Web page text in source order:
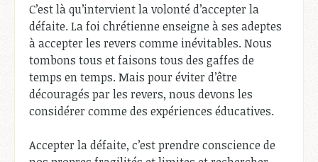
C’est là qu’intervient la volonté d’accepter la
défaite. La foi chrétienne enseigne à ses adeptes
à accepter les revers comme inévitables. Nous
tombons tous et faisons tous des gaffes de
temps en temps. Mais pour éviter d’être
découragés par les revers, nous devons les
considérer comme des expériences éducatives.
Accepter la défaite, c’est prendre conscience de